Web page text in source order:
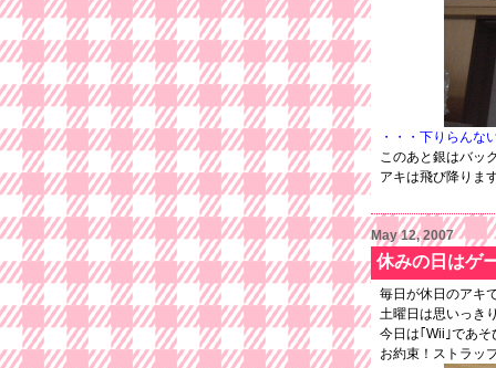
・・・下りらんな
このあと銀はバッ
アキは飛び降りま
May 12, 2007
休みの日はゲ
毎日が休日のアキ
土曜日は思いっき
今日は｢Wii｣であ
お約束！ストラッ